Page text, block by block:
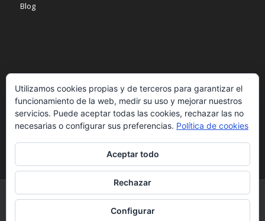
Blog
Aviso legal
Política de privacidad
Política de cookies
© Copyright - Pilarrico. - Desarrollado porB2B activa
Utilizamos cookies propias y de terceros para garantizar el
funcionamiento de la web, medir su uso y mejorar nuestros
servicios. Puede aceptar todas las cookies, rechazar las no
necesarias o configurar sus preferencias. Política de cookies
Aceptar todo
Rechazar
Configurar